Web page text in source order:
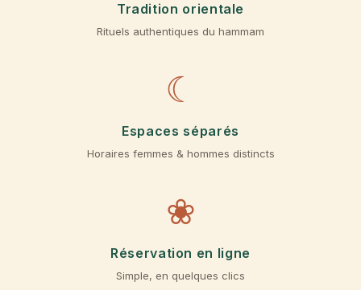
Tradition orientale
Rituels authentiques du hammam
☾
Espaces séparés
Horaires femmes & hommes distincts
❀
Réservation en ligne
Simple, en quelques clics